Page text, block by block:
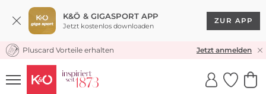
K&Ö & GIGASPORT APP
Jetzt kostenlos downloaden
ZUR APP
KOSTENLOSER VERSAND* & RÜCKVERSAND
Pluscard Vorteile erhalten Jetzt anmelden
UNSERE APP
CLICK &